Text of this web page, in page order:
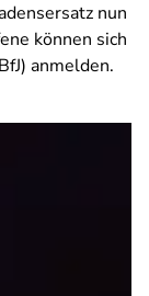
nun
können sich
anmelden.